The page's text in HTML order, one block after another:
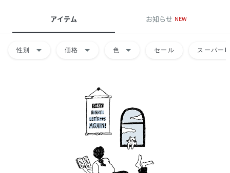
アイテム お知らせ NEW
性別 arrow_drop_down 価格 arrow_drop_down 色 arrow_drop_down セール スーパー